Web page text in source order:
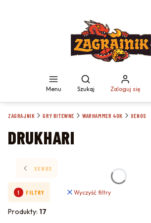
Menu
Otwórz wyszukiwarkę
Szukaj Zaloguj się
ZAGRAJNIK GRY BITEWNE WARHAMMER 40K XENOS
DRUKHARI
XENOS
FILTRY Wyczyść filtry
Produkty: 17